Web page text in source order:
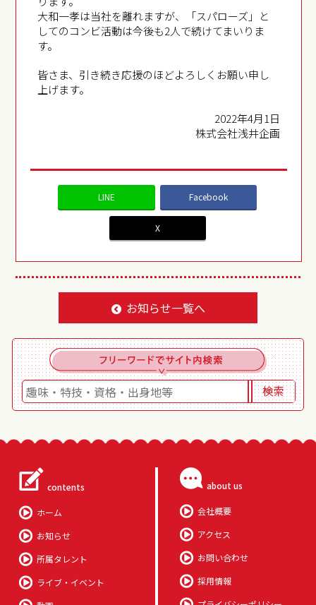
大和一孝は当社を離れますが、「スパローズ」と
してのコンビ活動は今後も2人で続けてまいりま
す。
皆さま、引き続き応援のほどよろしくお願い申し
上げます。
2022年4月1日
株式会社浅井企画
LINE Facebook
X
お知らせ一覧へ
contents
ホーム
お知らせ
所属タレント
ライブ・イベント
about us
会社概要
アクセス
お問い合わせ
採用情報